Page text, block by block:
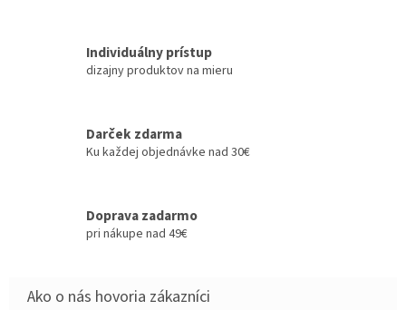
Individuálny prístup
dizajny produktov na mieru
Darček zdarma
Ku každej objednávke nad 30€
Doprava zadarmo
pri nákupe nad 49€